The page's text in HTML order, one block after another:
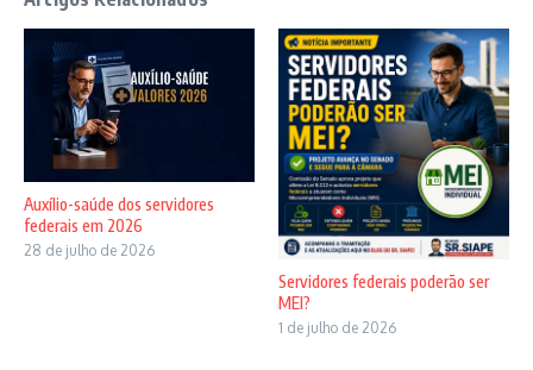
Auxílio-saúde dos servidores
federais em 2026
28 de julho de 2026
Servidores federais poderão ser
MEI?
1 de julho de 2026